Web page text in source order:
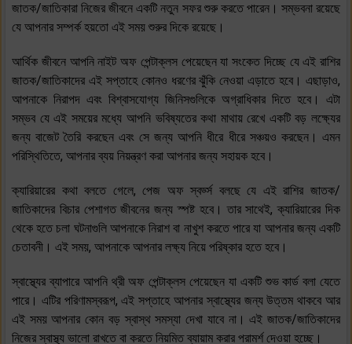
জাতক/জাতিকারা নিজের জীবনে একটি নতুন সফর শুরু করতে পারেন। সম্ভবনা রয়েছে
যে আপনার সম্পর্ক হয়তো এই সময় শুরুর দিকে রয়েছে।
আর্থিক জীবনে আপনি নাইট অফ পেন্টাক্লস পেয়েছেন যা সংকেত দিচ্ছে যে এই রাশির
জাতক/জাতিকাদের এই সপ্তাহে কোনও ধরণের ঝুঁকি নেওয়া এড়াতে হবে। এছাড়াও,
আপনাকে নিরাপদ এবং বিশ্বাসযোগ্য জিনিসগুলিকে অগ্রাধিকার দিতে হবে। এটা
সম্ভব যে এই সময়ের মধ্যে আপনি ভবিষ্যতের কথা মাথায় রেখে একটি বড় লক্ষ্যের
জন্য বাজেট তৈরি করছেন এবং সে জন্য আপনি ধীরে ধীরে সঞ্চয়ও করছেন। এমন
পরিস্থিতিতে, আপনার ব্যয় নিয়ন্ত্রণ করা আপনার জন্য সহায়ক হবে।
ক্যারিয়ারের কথা বলতে গেলে, পেজ অফ স্বর্ড্স বলছে যে এই রাশির জাতক/
জাতিকাদের বিচার পেশাগত জীবনের জন্য স্পষ্ট হবে। তার সাথেই, ক্যারিয়ারের দিক
থেকে হতে চলা ঘটনাগুলি আপনাকে নিরাশ বা নাখুশ করতে পারে যা আপনার জন্য একটি
চেতাবনী। এই সময়, আপনাকে আপনার লক্ষ্য নিয়ে পরিষ্কার হতে হবে।
স্বাস্থ্যের ব্যাপারে আপনি থ্রী অফ পেন্টাক্লস পেয়েছেন যা একটি শুভ কার্ড বলা যেতে
পারে। এটির পরিণামস্বরূপ, এই সপ্তাহে আপনার স্বাস্থ্যের জন্য উত্তম থাকবে আর
এই সময় আপনার কোন বড় স্বাস্থ সমস্যা দেখা যাবে না। এই জাতক/জাতিকাদের
নিজের স্বাস্থ্য ভালো রাখতে বা করতে নিয়মিত ব্যায়াম করার পরামর্শ দেওয়া হচ্ছে।